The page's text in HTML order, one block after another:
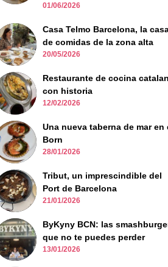
01/06/2026
Casa Telmo Barcelona, la
de comidas de la zona alta
20/05/2026
Restaurante de cocina
con historia
12/02/2026
Una nueva taberna de mar en
Born
28/01/2026
Tribut, un imprescindible del
Port de Barcelona
21/01/2026
ByKyny BCN: las
que no te puedes perder
13/01/2026